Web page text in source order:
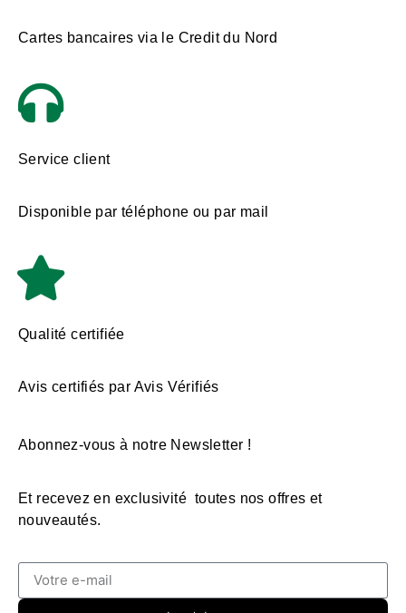
Cartes bancaires via le Credit du Nord
Service client
Disponible par téléphone ou par mail
Qualité certifiée
Avis certifiés par Avis Vérifiés
Abonnez-vous à notre Newsletter !
Et recevez en exclusivité toutes nos offres et
nouveautés.